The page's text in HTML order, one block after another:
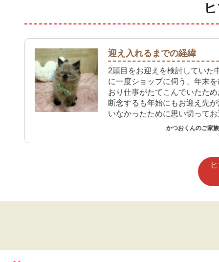
迎え入れるまでの経緯
2頭目をお迎えを検討していた
に一度ショップに伺う、年末
おり仕事がたてこんでいたた
断念するも年始にもお迎え先
いなかったために思い切って
かつおくんのご家